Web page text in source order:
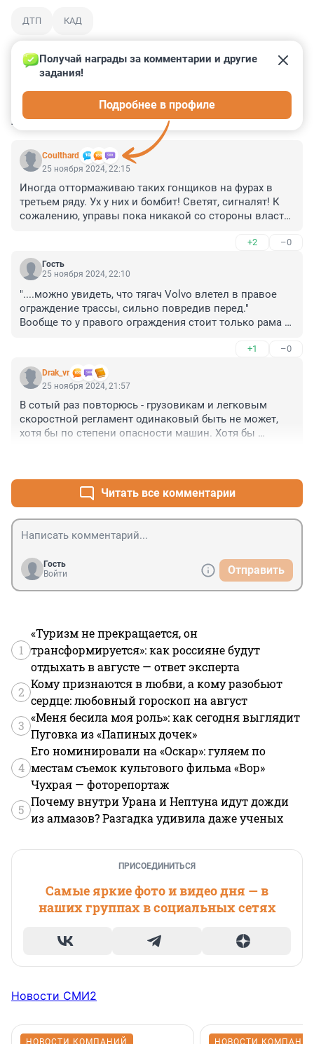
ДТП КАД
КОММЕНТАРИИ 14
Coulthard
Получай награды за комментарии и другие
задания!
Подробнее в профиле
25 ноября 2024, 22:15
Иногда оттормаживаю таких гонщиков на фурах в
третьем ряду. Ух у них и бомбит! Светят, сигналят! К
сожалению, управы пока никакой со стороны власти,
+2 –0
Гость
25 ноября 2024, 22:10
"....можно увидеть, что тягач Volvo влетел в правое
ограждение трассы, сильно повредив перед."
Вообще то у правого ограждения стоит только рама
передом уехала дальше, в левое разделителное
полосы направление движения ограждение.
+1 –0
Drak_vr
25 ноября 2024, 21:57
В сотый раз повторюсь - грузовикам и легковым
скоростной регламент одинаковый быть не может,
хотя бы по степени опасности машин. Хотя бы
выползание в скоростные ряды - штраф нещадный. И
это при всём при том, что я последовательно ратую
за уменьшение ограничений, знаков и вообще
регламентов. Но одинаковый регламент для
легковушки и большого грузовика это все равно что
одинаковые правила и условия использования
мухобойки и пистолета.
Читать все комментарии
Гость
Войти
Отправить
1
«Туризм не прекращается, он
трансформируется»: как россияне будут
отдыхать в августе — ответ эксперта
2
Кому признаются в любви, а кому разобьют
сердце: любовный гороскоп на август
3
«Меня бесила моя роль»: как сегодня выглядит
Пуговка из «Папиных дочек»
4
Его номинировали на «Оскар»: гуляем по
местам съемок культового фильма «Вор»
Чухрая — фоторепортаж
5
Почему внутри Урана и Нептуна идут дожди
из алмазов? Разгадка удивила даже ученых
ПРИСОЕДИНИТЬСЯ
Самые яркие фото и видео дня — в
наших группах в социальных сетях
Новости СМИ2
НОВОСТИ КОМПАНИЙ НОВОСТИ